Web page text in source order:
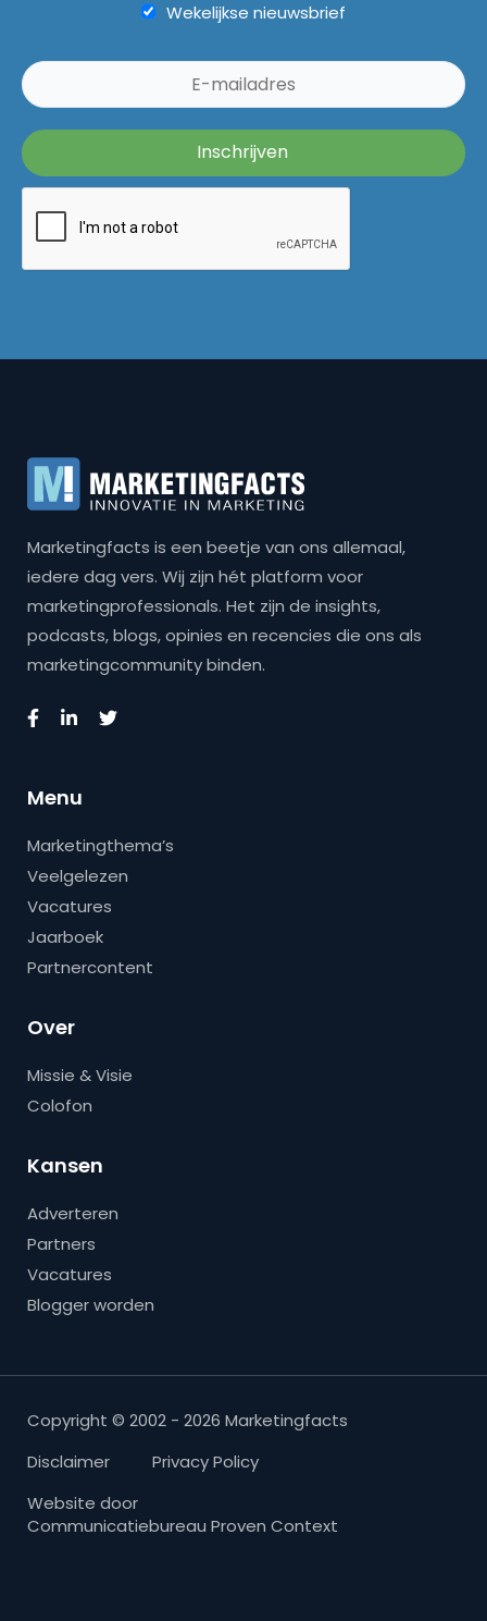
Wekelijkse nieuwsbrief
Marketingfacts is een beetje van ons allemaal,
iedere dag vers. Wij zijn hét platform voor
marketingprofessionals. Het zijn de insights,
podcasts, blogs, opinies en recencies die ons als
marketingcommunity binden.
Menu
Marketingthema’s
Veelgelezen
Vacatures
Jaarboek
Partnercontent
Over
Missie & Visie
Colofon
Kansen
Adverteren
Partners
Vacatures
Blogger worden
Copyright © 2002 - 2026 Marketingfacts
Disclaimer
Privacy Policy
Website door
Communicatiebureau Proven Context